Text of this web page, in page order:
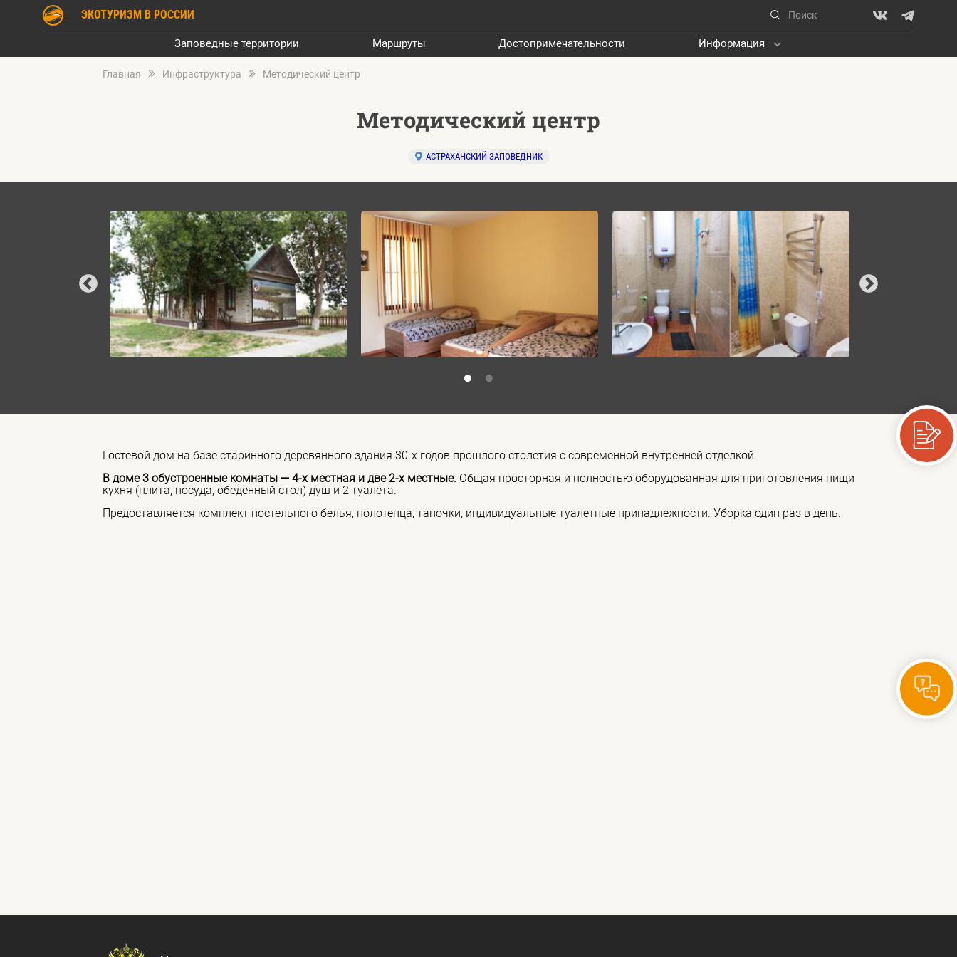
ЭКОТУРИЗМ В РОССИИ
Заповедные территории Маршруты Достопримечательности Информация
Главная Инфраструктура Методический центр
Методический центр
АСТРАХАНСКИЙ ЗАПОВЕДНИК
Гостевой дом на базе старинного деревянного здания 30-х годов прошлого столетия с современной внутренней отделкой.
В доме 3 обустроенные комнаты — 4-х местная и две 2-х местные. Общая просторная и полностью оборудованная для приготовления пищи
кухня (плита, посуда, обеденный стол) душ и 2 туалета.
Предоставляется комплект постельного белья, полотенца, тапочки, индивидуальные туалетные принадлежности. Уборка один раз в день.